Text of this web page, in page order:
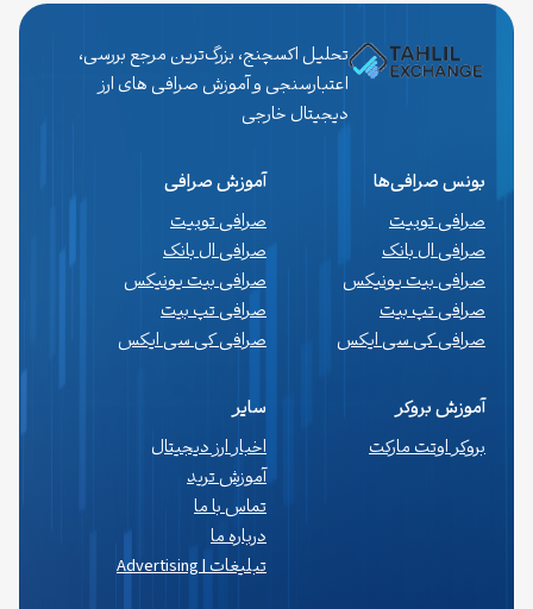
صرافی کوین لوکالی، یکی از محبوب‌ترین صرافی‌های ارز…
تحلیل اکسچنج، بزرگ‌ترین مرجع بررسی،
اعتبارسنجی و آموزش صرافی های ارز
دیجیتال خارجی
بونس صرافی‌ها
صرافی توبیت
صرافی ال بانک
صرافی بیت یونیکس
صرافی تپ بیت
صرافی کی سی ایکس
آموزش صرافی
صرافی توبیت
صرافی ال بانک
صرافی بیت یونیکس
صرافی تپ بیت
صرافی کی سی ایکس
آموزش بروکر
بروکر اوتت مارکت
سایر
اخبار ارز دیجیتال
آموزش ترید
تماس با ما
درباره ما
تبلیغات | Advertising